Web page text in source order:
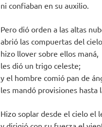
ni confiaban en su auxilio.
Pero dió orden a las altas
abrió las compuertas del
hizo llover sobre ellos maná,
les dió un trigo celeste;
y el hombre comió pan de
les mandó provisiones hasta
Hizo soplar desde el cielo el